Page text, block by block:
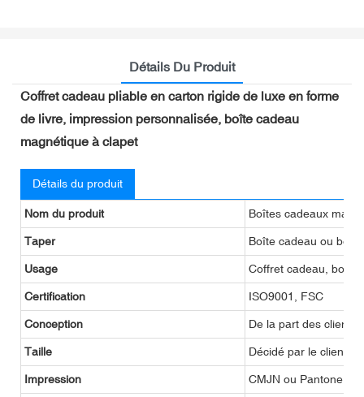
Détails Du Produit
Coffret cadeau pliable en carton rigide de luxe en forme
de livre, impression personnalisée, boîte cadeau
magnétique à clapet
Détails du produit
Nom du produit Boîtes cadeaux
Taper Boîte cadeau ou
Usage Coffret cadeau, boîte
Certification ISO9001, FSC
Conception De la part des clients
Taille Décidé par le client
Impression CMJN ou Pantone